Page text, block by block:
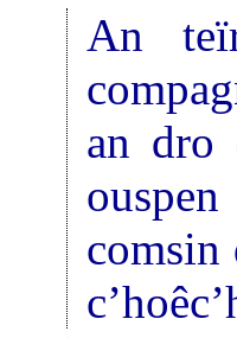
An
an dro
comsin